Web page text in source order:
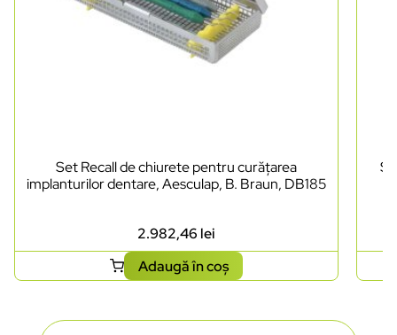
Set Recall de chiurete pentru curățarea
implanturilor dentare, Aesculap, B. Braun, DB185
2.982,46 lei
Adaugă în coș